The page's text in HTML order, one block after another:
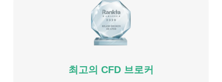
최고의 CFD 브로커